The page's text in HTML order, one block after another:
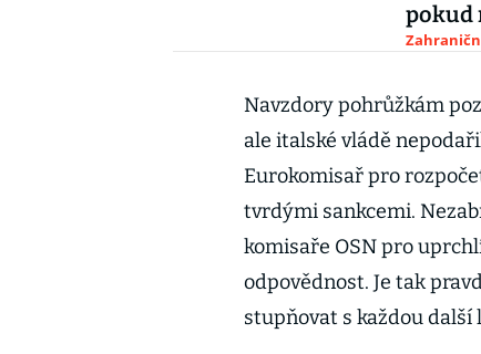
pokud
Navzdory pohrůžkám
ale italské vládě
Eurokomisař pro
tvrdými sankcemi.
komisaře OSN pro
odpovědnost. Je tak
stupňovat s každou další